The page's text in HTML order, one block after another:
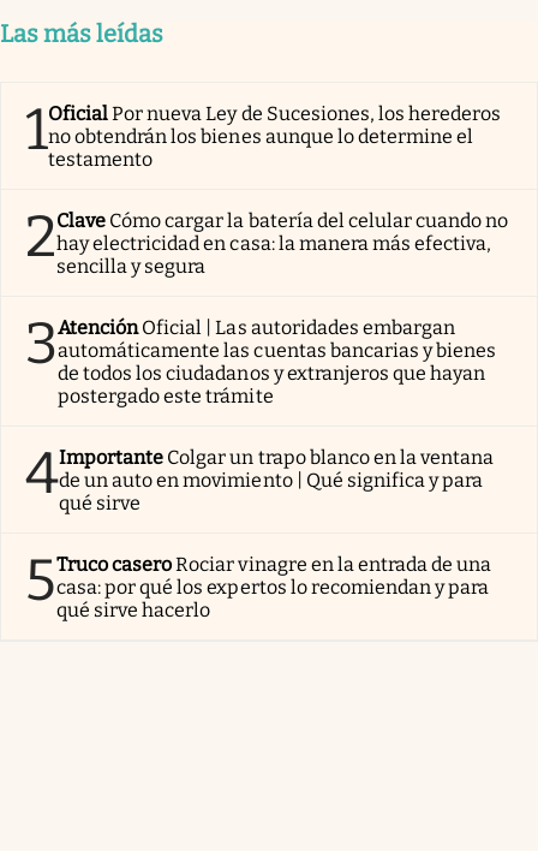
Las más leídas
1OficialPor nueva Ley de Sucesiones, los herederos
no obtendrán los bienes aunque lo determine el
testamento
2Clave Cómo cargar la batería del celular cuando no
hay electricidad en casa: la manera más efectiva,
sencilla y segura
3AtenciónOficial | Las autoridades embargan
automáticamente las cuentas bancarias y bienes
de todos los ciudadanos y extranjeros que hayan
postergado este trámite
4Importante Colgar un trapo blanco en la ventana
de un auto en movimiento | Qué significa y para
qué sirve
5Truco caseroRociar vinagre en la entrada de una
casa: por qué los expertos lo recomiendan y para
qué sirve hacerlo